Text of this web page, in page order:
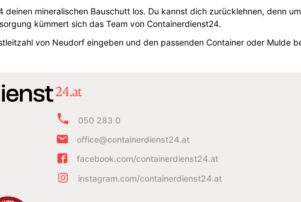
deinen mineralischen Bauschutt los. Du kannst dich zurücklehnen, denn
kümmert sich das Team von Containerdienst24.
von Neudorf eingeben und den passenden Container oder Mulde
050 283 0
office@containerdienst24.at
facebook.com/containerdienst24.at
instagram.com/containerdienst24.at